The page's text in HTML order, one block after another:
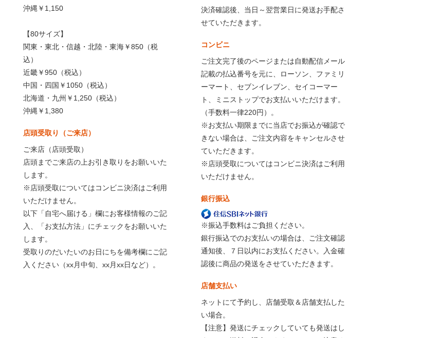
沖縄￥1,150
【80サイズ】
関東・東北・信越・北陸・東海￥850（税
込）
近畿￥950（税込）
中国・四国￥1050（税込）
北海道・九州￥1,250（税込）
沖縄￥1,380
店頭受取り（ご来店）
ご来店（店頭受取）
店頭までご来店の上お引き取りをお願いいた
します。
※店頭受取についてはコンビニ決済はご利用
いただけません。
以下「自宅へ届ける」欄にお客様情報のご記
入、「お支払方法」にチェックをお願いいた
します。
受取りのだいたいのお日にちを備考欄にご記
入ください（xx月中旬、xx月xx日など）。
決済確認後、当日～翌営業日に発送お手配さ
せていただきます。
コンビニ
ご注文完了後のページまたは自動配信メール
記載の払込番号を元に、ローソン、ファミリ
ーマート、セブンイレブン、セイコーマー
ト、ミニストップでお支払いいただけます。
（手数料一律220円）。
※お支払い期限までに当店でお振込が確認で
きない場合は、ご注文内容をキャンセルさせ
ていただきます。
※店頭受取についてはコンビニ決済はご利用
いただけません。
銀行振込
※振込手数料はご負担ください。
銀行振込でのお支払いの場合は、ご注文確認
通知後、７日以内にお支払ください。入金確
認後に商品の発送をさせていただきます。
店舗支払い
ネットにて予約し、店舗受取＆店舗支払した
い場合。
【注意】発送にチェックしていても発送はし